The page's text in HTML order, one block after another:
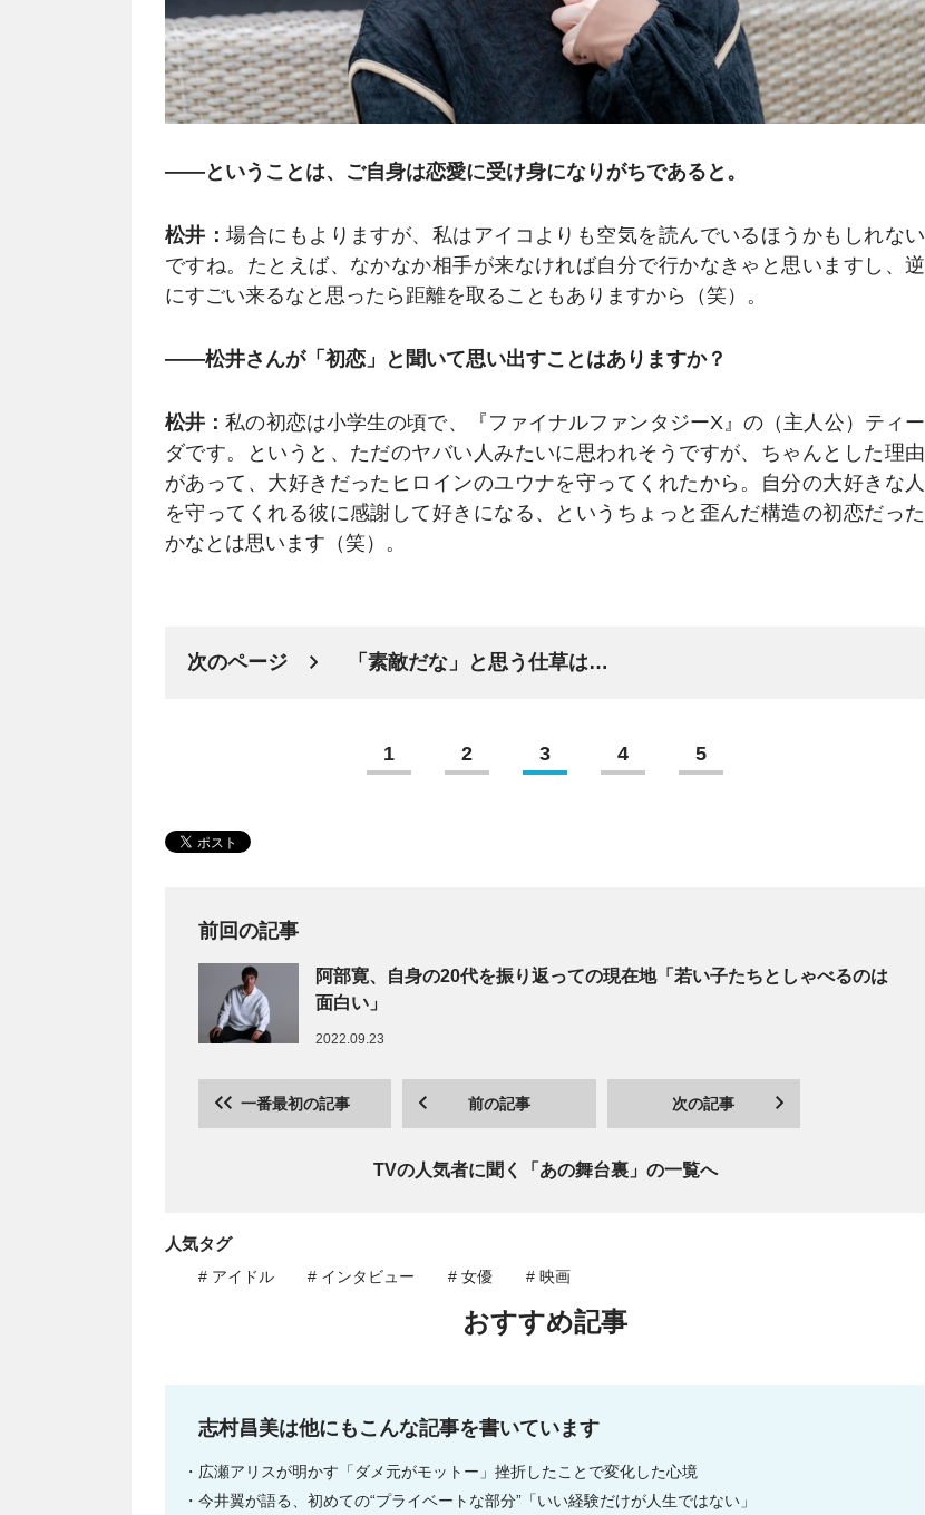
――ということは、ご自身は恋愛に受け身になりがちであると。
松井：場合にもよりますが、私はアイコよりも空気を読んでいるほうかもしれない
ですね。たとえば、なかなか相手が来なければ自分で行かなきゃと思いますし、逆
にすごい来るなと思ったら距離を取ることもありますから（笑）。
――松井さんが「初恋」と聞いて思い出すことはありますか？
松井：私の初恋は小学生の頃で、『ファイナルファンタジーX』の（主人公）ティー
ダです。というと、ただのヤバい人みたいに思われそうですが、ちゃんとした理由
があって、大好きだったヒロインのユウナを守ってくれたから。自分の大好きな人
を守ってくれる彼に感謝して好きになる、というちょっと歪んだ構造の初恋だった
かなとは思います（笑）。
次のページ 「素敵だな」と思う仕草は…
1 2 3 4 5
前回の記事
阿部寛、自身の20代を振り返っての現在地「若い子たちとしゃべるのは
面白い」
2022.09.23
一番最初の記事 前の記事 次の記事
TVの人気者に聞く「あの舞台裏」の一覧へ
人気タグ
# アイドル # インタビュー # 女優 # 映画
おすすめ記事
志村昌美は他にもこんな記事を書いています
広瀬アリスが明かす「ダメ元がモットー」挫折したことで変化した心境
今井翼が語る、初めての“プライベートな部分”「いい経験だけが人生ではない」